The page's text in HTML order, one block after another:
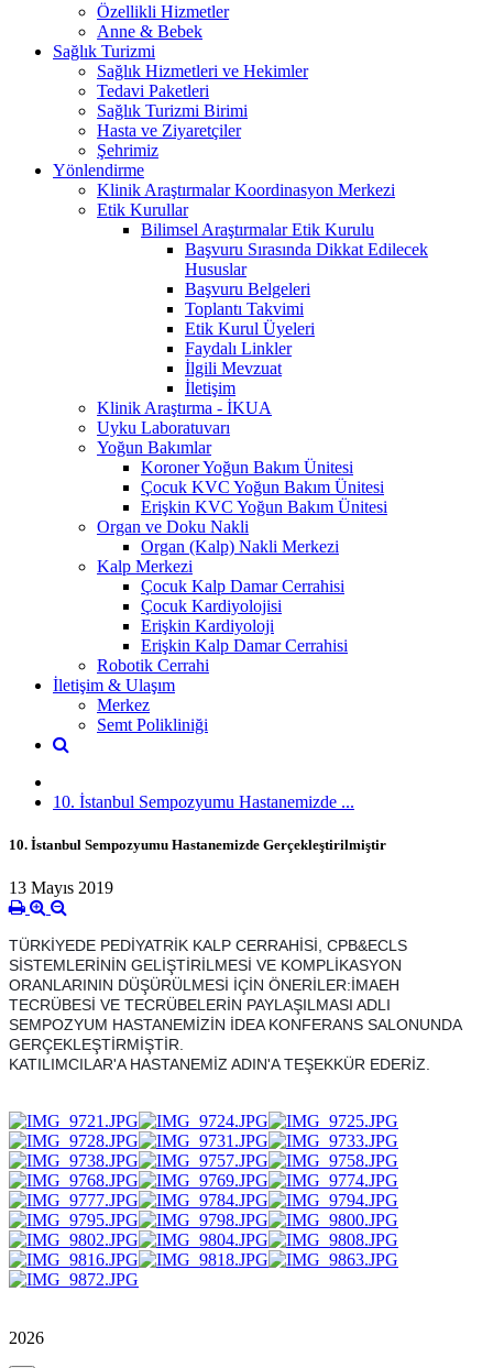
Özellikli Hizmetler
Anne & Bebek
Sağlık Turizmi
Sağlık Hizmetleri ve Hekimler
Tedavi Paketleri
Sağlık Turizmi Birimi
Hasta ve Ziyaretçiler
Şehrimiz
Yönlendirme
Klinik Araştırmalar Koordinasyon Merkezi
Etik Kurullar
Bilimsel Araştırmalar Etik Kurulu
Başvuru Sırasında Dikkat Edilecek
Hususlar
Başvuru Belgeleri
Toplantı Takvimi
Etik Kurul Üyeleri
Faydalı Linkler
İlgili Mevzuat
İletişim
Klinik Araştırma - İKUA
Uyku Laboratuvarı
Yoğun Bakımlar
Koroner Yoğun Bakım Ünitesi
Çocuk KVC Yoğun Bakım Ünitesi
Erişkin KVC Yoğun Bakım Ünitesi
Organ ve Doku Nakli
Organ (Kalp) Nakli Merkezi
Kalp Merkezi
Çocuk Kalp Damar Cerrahisi
Çocuk Kardiyolojisi
Erişkin Kardiyoloji
Erişkin Kalp Damar Cerrahisi
Robotik Cerrahi
İletişim & Ulaşım
Merkez
Semt Polikliniği
10. İstanbul Sempozyumu Hastanemizde ...
10. İstanbul Sempozyumu Hastanemizde Gerçekleştirilmiştir
13 Mayıs 2019
TÜRKİYEDE PEDİYATRİK KALP CERRAHİSİ, CPB&ECLS
SİSTEMLERİNİN GELİŞTİRİLMESİ VE KOMPLİKASYON
ORANLARININ DÜŞÜRÜLMESİ İÇİN ÖNERİLER:İMAEH
TECRÜBESİ VE TECRÜBELERİN PAYLAŞILMASI ADLI
SEMPOZYUM HASTANEMİZİN İDEA KONFERANS SALONUNDA
GERÇEKLEŞTİRMİŞTİR.
KATILIMCILAR'A HASTANEMİZ ADIN'A TEŞEKKÜR EDERİZ.
2026